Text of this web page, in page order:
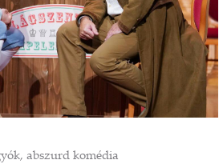
abszurd komédia